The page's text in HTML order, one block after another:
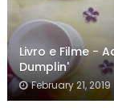
Livro e Filme -
Dumplin'
February 21, 2019